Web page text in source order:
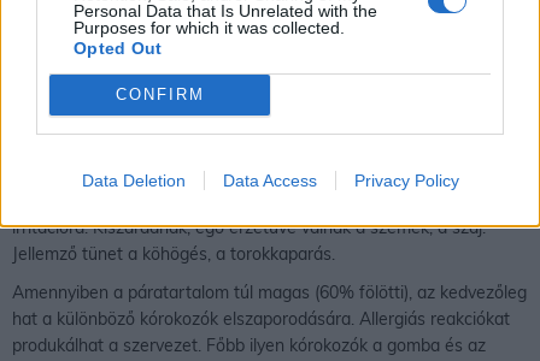
Personal Data that Is Unrelated with the
Purposes for which it was collected.
Opted Out
CONFIRM
Data Deletion Data Access Privacy Policy
Az emberek számára ideális relatív páratartalom 40-60%.
Gyermekeknél (pl. gyerekszobában) 60-70% az optimális. A levegő
páratartalma hatással van az emberi hőérzetre. Melegebbnek a
magas páratartalmú levegőt érezzük, míg hűvösebbnek az
alacsony, azaz száraz a levegő, az ember légutai kiszáradhatnak, a
irritációra. Kiszáradnak, égő érzetűvé válnak a szemek, a száj.
Jellemző tünet a köhögés, a torokkaparás.
Amennyiben a páratartalom túl magas (60% fölötti), az kedvezőleg
hat a különböző kórokozók elszaporodására. Allergiás reakciókat
produkálhat a szervezet. Főbb ilyen kórokozók a gomba és az